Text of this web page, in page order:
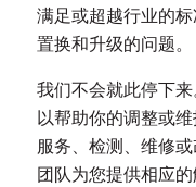
满足或超越行业的
置换和升级的问题。
我们不会就此停下
以帮助你的调整或
服务、检测、维修
团队为您提供相应的